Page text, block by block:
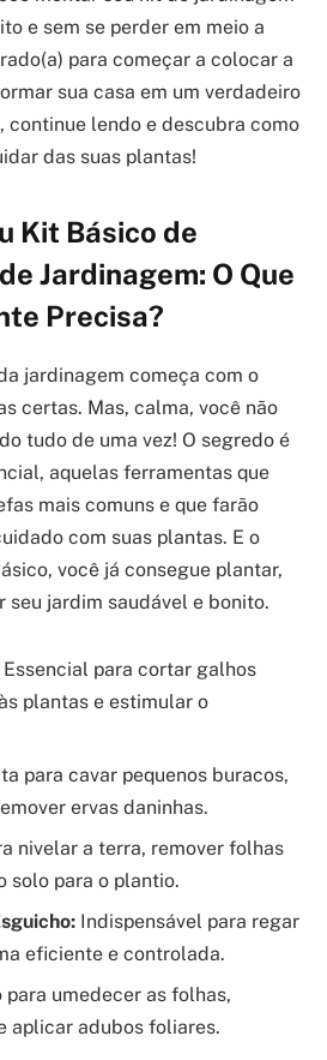
e sem se perder em meio a
para começar a colocar a
sua casa em um verdadeiro
continue lendo e descubra como
das suas plantas!
Kit Básico de
Jardinagem: O Que
Precisa?
jardinagem começa com o
certas. Mas, calma, você não
tudo de uma vez! O segredo é
aquelas ferramentas que
mais comuns e que farão
com suas plantas. E o
você já consegue plantar,
seu jardim saudável e bonito.
Essencial para cortar galhos
plantas e estimular o
para cavar pequenos buracos,
ervas daninhas.
nivelar a terra, remover folhas
solo para o plantio.
Indispensável para regar
eficiente e controlada.
para umedecer as folhas,
aplicar adubos foliares.